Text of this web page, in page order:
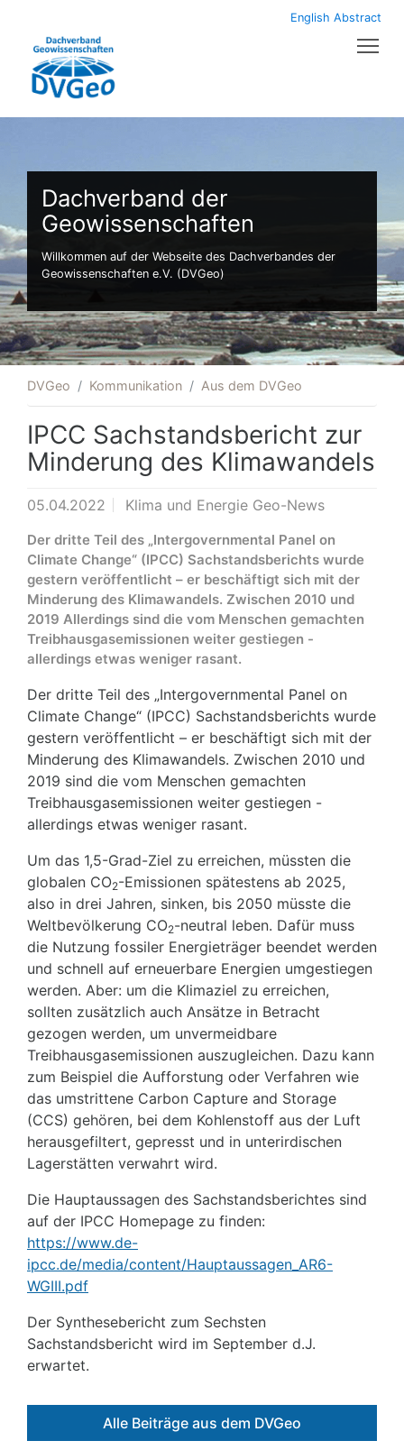
English Abstract
Dachverband der
Geowissenschaften
Willkommen auf der Webseite des Dachverbandes der
Geowissenschaften e.V. (DVGeo)
DVGeo Kommunikation Aus dem DVGeo
IPCC Sachstandsbericht zur
Minderung des Klimawandels
05.04.2022 Klima und Energie Geo-News
Der dritte Teil des „Intergovernmental Panel on
Climate Change“ (IPCC) Sachstandsberichts wurde
gestern veröffentlicht – er beschäftigt sich mit der
Minderung des Klimawandels. Zwischen 2010 und
2019 Allerdings sind die vom Menschen gemachten
Treibhausgasemissionen weiter gestiegen -
allerdings etwas weniger rasant.
Der dritte Teil des „Intergovernmental Panel on
Climate Change“ (IPCC) Sachstandsberichts wurde
gestern veröffentlicht – er beschäftigt sich mit der
Minderung des Klimawandels. Zwischen 2010 und
2019 sind die vom Menschen gemachten
Treibhausgasemissionen weiter gestiegen -
allerdings etwas weniger rasant.
Um das 1,5-Grad-Ziel zu erreichen, müssten die
globalen CO2-Emissionen spätestens ab 2025,
also in drei Jahren, sinken, bis 2050 müsste die
Weltbevölkerung CO2-neutral leben. Dafür muss
die Nutzung fossiler Energieträger beendet werden
und schnell auf erneuerbare Energien umgestiegen
werden. Aber: um die Klimaziel zu erreichen,
sollten zusätzlich auch Ansätze in Betracht
gezogen werden, um unvermeidbare
Treibhausgasemissionen auszugleichen. Dazu kann
zum Beispiel die Aufforstung oder Verfahren wie
das umstrittene Carbon Capture and Storage
(CCS) gehören, bei dem Kohlenstoff aus der Luft
herausgefiltert, gepresst und in unterirdischen
Lagerstätten verwahrt wird.
Die Hauptaussagen des Sachstandsberichtes sind
auf der IPCC Homepage zu finden:
https://www.de-
ipcc.de/media/content/Hauptaussagen_AR6-
WGIII.pdf
Der Synthesebericht zum Sechsten
Sachstandsbericht wird im September d.J.
erwartet.
Alle Beiträge aus dem DVGeo